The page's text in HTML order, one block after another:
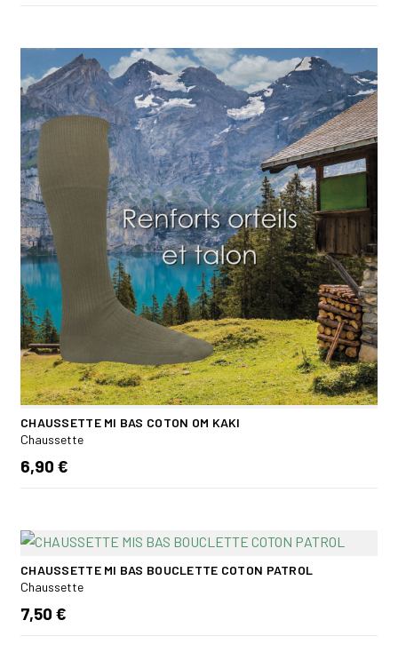
CHAUSSETTE MI BAS COTON OM KAKI
Chaussette
6,90 €
CHAUSSETTE MI BAS BOUCLETTE COTON PATROL
Chaussette
7,50 €